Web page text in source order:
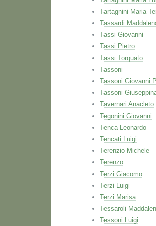
Tartagnini Maria
Tassardi
Tassi Giovanni
Tassi Pietro
Tassi Torquato
Tassoni
Tassoni Giovanni
Tassoni
Tavernari Anacleto
Tegonini Giovanni
Tenca Leonardo
Tencati Luigi
Terenzio Michele
Terenzo
Terzi Giacomo
Terzi Luigi
Terzi Marisa
Tessaroli
Tessoni Luigi